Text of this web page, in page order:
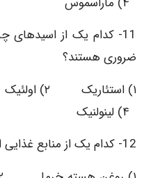
11- کدام یک از
ضروری هستند؟
12- کدام یک از منابع غذایی اسید میریستیک است؟